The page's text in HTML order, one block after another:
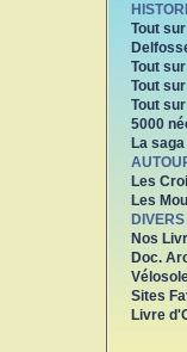
Tout
Tout
Tout
Tout
5000
La
Les
Les
DIVERS
Nos
Doc.
Sites
Livre